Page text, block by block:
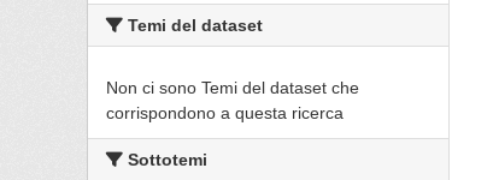
Temi del dataset
Non ci sono Temi del dataset che
corrispondono a questa ricerca
Sottotemi